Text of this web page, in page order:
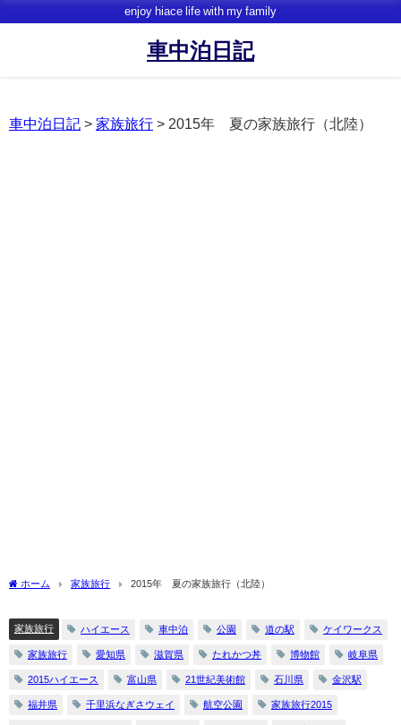
enjoy hiace life with my family
車中泊日記
車中泊日記 > 家族旅行 > 2015年 夏の家族旅行（北陸）
ホーム 家族旅行 2015年 夏の家族旅行（北陸）
家族旅行 ハイエース 車中泊 公園 道の駅 ケイワークス
家族旅行 愛知県 滋賀県 たれかつ丼 博物館 岐阜県
2015ハイエース 富山県 21世紀美術館 石川県 金沢駅
福井県 千里浜なぎさウェイ 航空公園 家族旅行2015